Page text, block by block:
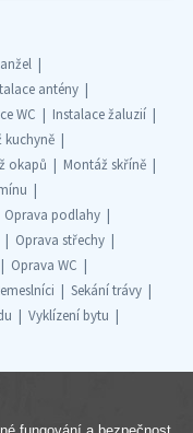
antény
WC
Instalace žaluzií
kuchyně
okapů
Montáž skříně
Oprava podlahy
Oprava střechy
Oprava WC
Sekání trávy
Vyklízení bytu